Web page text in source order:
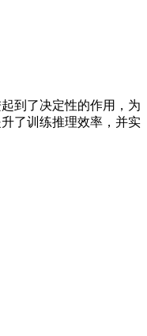
到了决定性的作用，为
了训练推理效率，并实